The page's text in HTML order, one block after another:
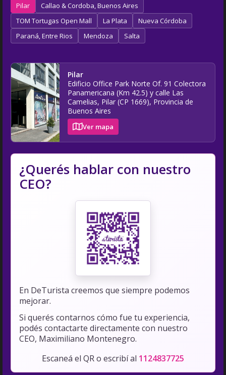
Pilar
Callao & Cordoba, Buenos Aires
TOM Tortugas Open Mall
La Plata
Nueva Córdoba
Paraná, Entre Rios
Mendoza Salta
Pilar
Edificio Office Park Norte Of. 91 Colectora
Panamericana (Km 42.5) y calle Las
Camelias, Pilar (CP 1669), Provincia de
Buenos Aires
Ver mapa
¿Querés hablar con nuestro
CEO?
En DeTurista creemos que siempre podemos
mejorar.
Si querés contarnos cómo fue tu experiencia,
podés contactarte directamente con nuestro
CEO, Maximiliano Montenegro.
Escaneá el QR o escribí al 1124837725